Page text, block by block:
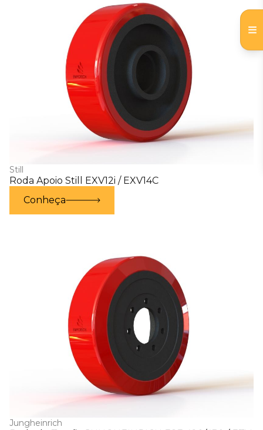
Still
Roda Apoio Still EXV12i / EXV14C
Conheça
Jungheinrich